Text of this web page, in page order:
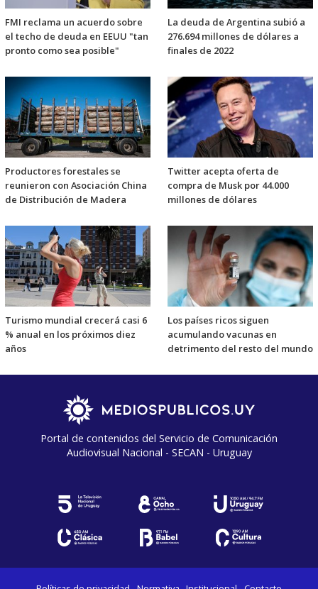
FMI reclama un acuerdo sobre
el techo de deuda en EEUU "tan
pronto como sea posible"
La deuda de Argentina subió a
276.694 millones de dólares a
finales de 2022
Productores forestales se
reunieron con Asociación China
de Distribución de Madera
Twitter acepta oferta de
compra de Musk por 44.000
millones de dólares
Turismo mundial crecerá casi 6
% anual en los próximos diez
años
Los países ricos siguen
acumulando vacunas en
detrimento del resto del mundo
Portal de contenidos del Servicio de Comunicación
Audiovisual Nacional - SECAN - Uruguay